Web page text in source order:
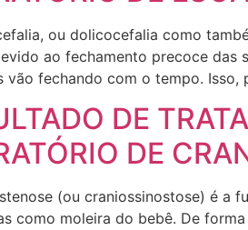
ou dolicocefalia como
ao fechamento precoce das
vão fechando com o tempo.
DE
DE
(ou craniossinostose) é a
como moleira do bebê. De